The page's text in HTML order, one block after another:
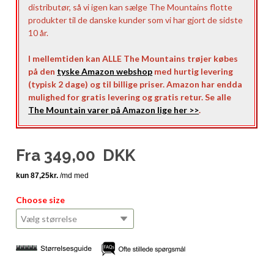
distributør, så vi igen kan sælge The Mountains flotte
produkter til de danske kunder som vi har gjort de sidste
10 år.
I mellemtiden kan ALLE The Mountains trøjer købes
på den tyske Amazon webshop med hurtig levering
(typisk 2 dage) og til billige priser. Amazon har endda
mulighed for gratis levering og gratis retur. Se alle
The Mountain varer på Amazon lige her >>.
Fra 349,00 DKK
Choose size